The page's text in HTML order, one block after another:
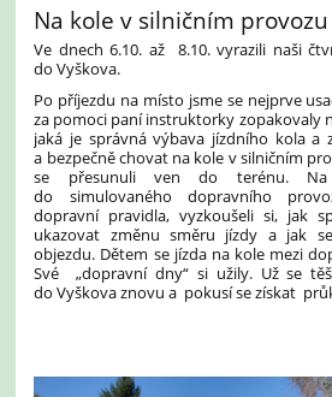
Na kole v silničním provozu
Ve dnech 6.10. až 8.10. vyrazili naši
do Vyškova.
Po příjezdu na místo jsme se nejprve
za pomoci paní instruktorky zopakovaly
jaká je správná výbava jízdního kola a
a bezpečně chovat na kole v silničním
se přesunuli ven do terénu. Na
do simulovaného dopravního
dopravní pravidla, vyzkoušeli si, jak
ukazovat změnu směru jízdy a jak
objezdu. Dětem se jízda na kole mezi
Své „dopravní dny“ si užily. Už se
do Vyškova znovu a pokusí se získat